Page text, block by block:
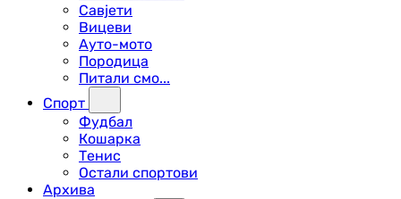
Савјети
Вицеви
Ауто-мото
Породица
Питали смо...
Спорт
Фудбал
Кошарка
Тенис
Остали спортови
Архива